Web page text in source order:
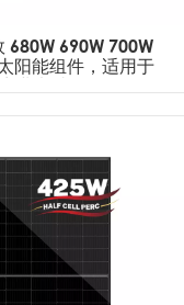
680W 690W 700W
阳能组件，适用于
商业电站